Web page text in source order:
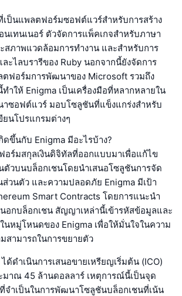
เป็นแพลตฟอร์มซอฟต์แวร์สำหรับการสร้าง
เทนเนอร์ ตัวจัดการแพ็คเกจสำหรับภาษา
สภาพแวดล้อมการทำงาน และสำหรับการ
ะไลบรารีของ Ruby นอกจากนี้ยังจัดการ
ตฟอร์มการพัฒนาของ Microsoft รวมถึง
ำให้ Enigma เป็นเครื่องมือที่หลากหลายใน
าซอฟต์แวร์ มอบโซลูชันที่แข็งแกร่งสำหรับ
ยนโปรแกรมต่างๆ
ขึ้นกับ Enigma มีอะไรบ้าง?
อร์มสกุลเงินดิจิทัลที่ออกแบบมาเพื่อแก้ไข
วบนบล็อกเชนโดยนำเสนอโซลูชันการจัด
ส่วนตัว และความปลอดภัย Enigma มีเป้า
Smart Contracts โดยการแนะนำ
อกบล็อกเชน สัญญาเหล่านี้เข้ารหัสข้อมูลและ
นหมู่โหนดของ Enigma เพื่อให้มั่นใจในความ
สามารถในการขยายตัว
ด้ดำเนินการเสนอขายเหรียญเริ่มต้น (ICO)
าณ 45 ล้านดอลลาร์ เหตุการณ์นี้เป็นจุด
จำเป็นในการพัฒนาโซลูชันบล็อกเชนที่เน้น